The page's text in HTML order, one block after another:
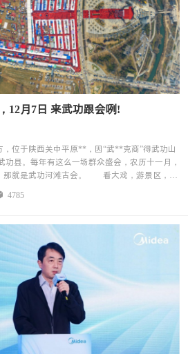
12月7日 来武功跟会咧!
位于陕西关中平原**，因“武**克商”得武功山
功县。每年有这么一场群众盛会，农历十一月，
那就是武功河滩古会。 看大戏，游景区，咥
4785